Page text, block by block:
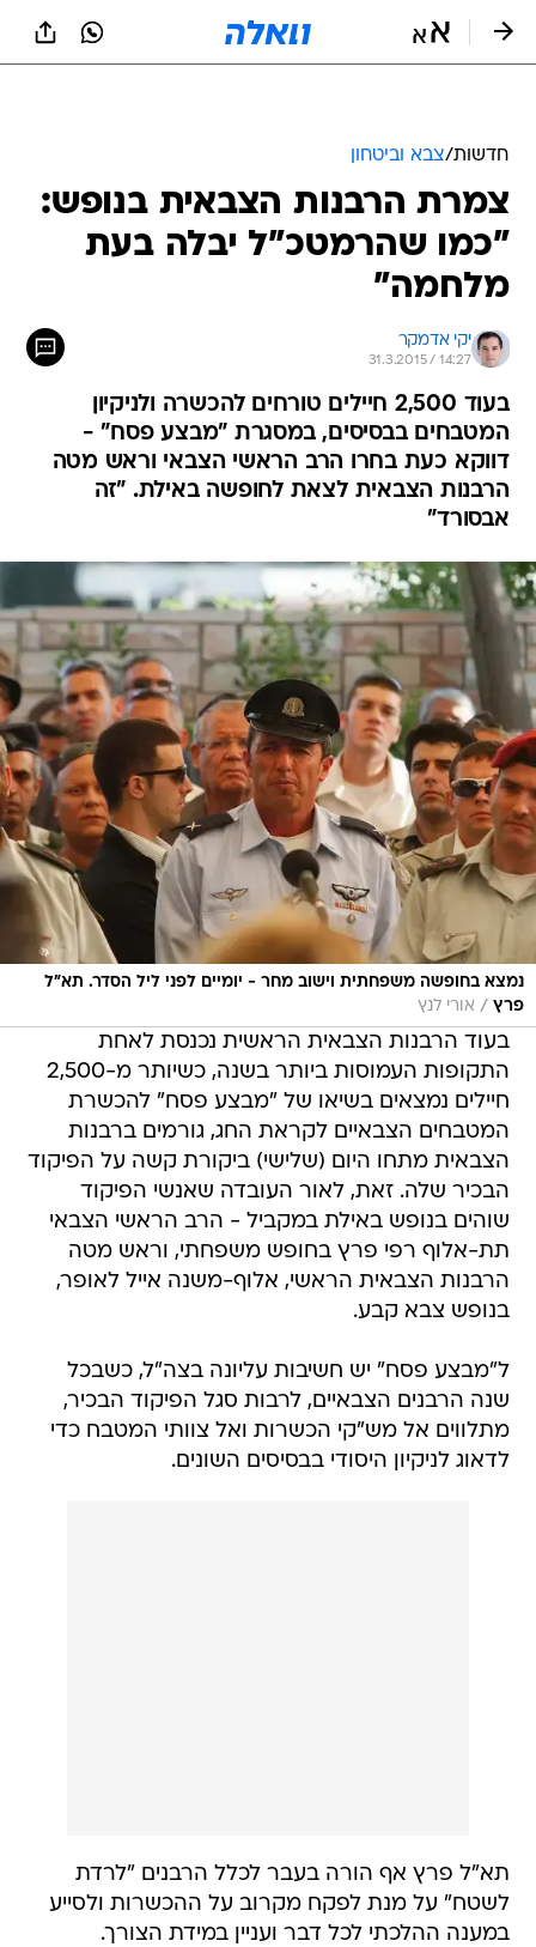
חדשות/צבא וביטחון
צמרת הרבנות הצבאית בנופש:
"כמו שהרמטכ"ל יבלה בעת
מלחמה"
יקי אדמקר
31.3.2015 / 14:27
בעוד 2,500 חיילים טורחים להכשרה ולניקיון
המטבחים בבסיסים, במסגרת "מבצע פסח" -
דווקא כעת בחרו הרב הראשי הצבאי וראש מטה
הרבנות הצבאית לצאת לחופשה באילת. "זה
אבסורד"
נמצא בחופשה משפחתית וישוב מחר - יומיים לפני ליל הסדר. תא"ל
פרץ / אורי לנץ
בעוד הרבנות הצבאית הראשית נכנסת לאחת
התקופות העמוסות ביותר בשנה, כשיותר מ-2,500
חיילים נמצאים בשיאו של "מבצע פסח" להכשרת
המטבחים הצבאיים לקראת החג, גורמים ברבנות
הצבאית מתחו היום (שלישי) ביקורת קשה על הפיקוד
הבכיר שלה. זאת, לאור העובדה שאנשי הפיקוד
שוהים בנופש באילת במקביל - הרב הראשי הצבאי
תת-אלוף רפי פרץ בחופש משפחתי, וראש מטה
הרבנות הצבאית הראשי, אלוף-משנה אייל לאופר,
בנופש צבא קבע.
ל"מבצע פסח" יש חשיבות עליונה בצה"ל, כשבכל
שנה הרבנים הצבאיים, לרבות סגל הפיקוד הבכיר,
מתלווים אל מש"קי הכשרות ואל צוותי המטבח כדי
לדאוג לניקיון היסודי בבסיסים השונים.
תא"ל פרץ אף הורה בעבר לכלל הרבנים "לרדת
לשטח" על מנת לפקח מקרוב על ההכשרות ולסייע
במענה ההלכתי לכל דבר ועניין במידת הצורך.